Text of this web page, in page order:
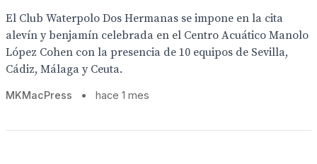
El Club Waterpolo Dos Hermanas se impone en la cita
alevín y benjamín celebrada en el Centro Acuático Manolo
López Cohen con la presencia de 10 equipos de Sevilla,
Cádiz, Málaga y Ceuta.
MKMacPress • hace 1 mes